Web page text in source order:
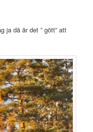
ja då är det ” gött” att